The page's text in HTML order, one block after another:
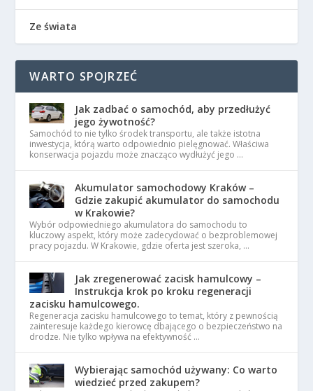
Ze świata
WARTO SPOJRZEĆ
Jak zadbać o samochód, aby przedłużyć
jego żywotność?
Samochód to nie tylko środek transportu, ale także istotna
inwestycja, którą warto odpowiednio pielęgnować. Właściwa
konserwacja pojazdu może znacząco wydłużyć jego …
Akumulator samochodowy Kraków –
Gdzie zakupić akumulator do samochodu
w Krakowie?
Wybór odpowiedniego akumulatora do samochodu to
kluczowy aspekt, który może zadecydować o bezproblemowej
pracy pojazdu. W Krakowie, gdzie oferta jest szeroka, …
Jak zregenerować zacisk hamulcowy –
Instrukcja krok po kroku regeneracji
zacisku hamulcowego.
Regeneracja zacisku hamulcowego to temat, który z pewnością
zainteresuje każdego kierowcę dbającego o bezpieczeństwo na
drodze. Nie tylko wpływa na efektywność …
Wybierając samochód używany: Co warto
wiedzieć przed zakupem?